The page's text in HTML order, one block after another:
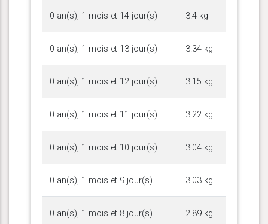
0 an(s), 1 mois et 14 jour(s) 3.4 kg
0 an(s), 1 mois et 13 jour(s) 3.34 kg
0 an(s), 1 mois et 12 jour(s) 3.15 kg
0 an(s), 1 mois et 11 jour(s) 3.22 kg
0 an(s), 1 mois et 10 jour(s) 3.04 kg
0 an(s), 1 mois et 9 jour(s) 3.03 kg
0 an(s), 1 mois et 8 jour(s) 2.89 kg